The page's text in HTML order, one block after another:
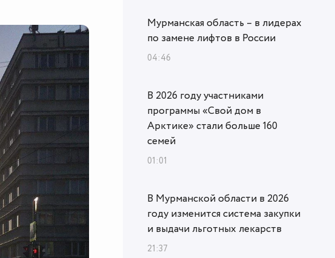
Мурманская область – в лидерах
по замене лифтов в России
04:46
В 2026 году участниками
программы «Свой дом в
Арктике» стали больше 160
семей
01:01
В Мурманской области в 2026
году изменится система закупки
и выдачи льготных лекарств
21:37